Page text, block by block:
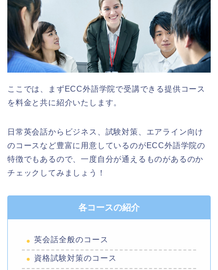
ここでは、まずECC外語学院で受講できる提供コース
を料金と共に紹介いたします。
日常英会話からビジネス、試験対策、エアライン向け
のコースなど豊富に用意しているのがECC外語学院の
特徴でもあるので、一度自分が通えるものがあるのか
チェックしてみましょう！
各コースの紹介
英会話全般のコース
資格試験対策のコース